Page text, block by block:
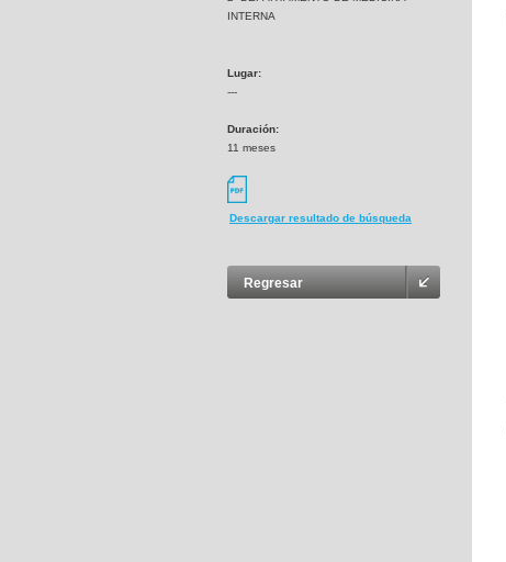
INTERNA
Lugar:
---
Duración:
11 meses
Descargar resultado de búsqueda
Regresar